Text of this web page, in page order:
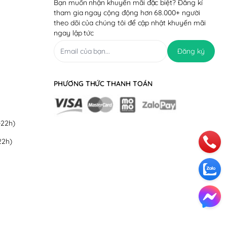
rất dễ sử dụng. Không chỉ
EJF368BLK.
cách điện cách nhiệt an
EJF368BLK cực kỳ
Bạn muốn nhận khuyến mãi đặc biệt? Đăng kí
tham gia ngay cộng động hơn 68.000+ người
theo dõi của chúng tôi để cập nhật khuyến mãi
ngay lập tức
Đăng ký
PHƯƠNG THỨC THANH TOÁN